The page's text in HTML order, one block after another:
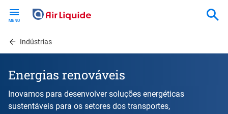
contentIndústrias
Energias renováveis
Inovamos para desenvolver soluções energéticas
sustentáveis para os setores dos transportes,